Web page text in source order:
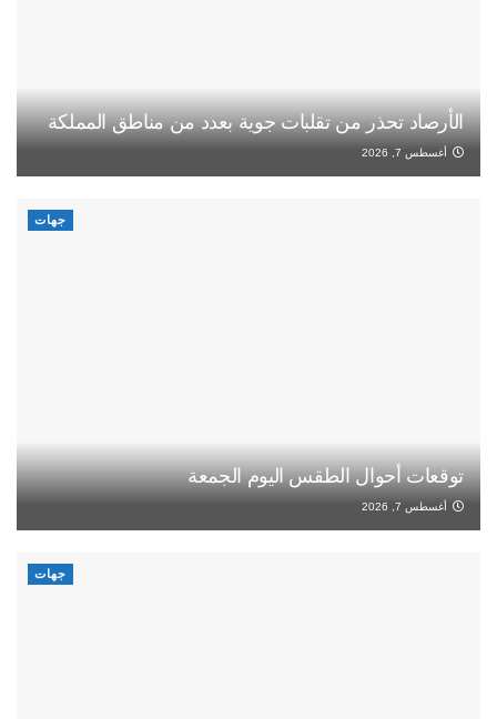
الأرصاد تحذر من تقلبات جوية بعدد من مناطق المملكة
أغسطس 7, 2026
جهات
توقعات أحوال الطقس اليوم الجمعة
أغسطس 7, 2026
جهات